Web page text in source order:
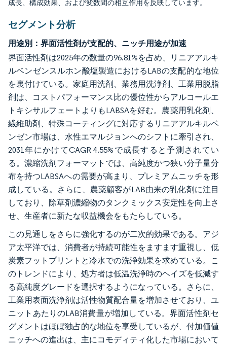
成長、構成効果、および変数間の相互作用を反映しています。
セグメント分析
用途別：界面活性剤が支配的、ニッチ用途が加速
界面活性剤は2025年の数量の96.81%を占め、リニアアルキ
ルベンゼンスルホン酸塩製造におけるLABの支配的な地位
を裏付けている。家庭用洗剤、業務用洗浄剤、工業用脱脂
剤は、コストパフォーマンス比の優位性からアルコールエ
トキシサルフェートよりもLABSAを好む。農薬用乳化剤、
繊維助剤、特殊コーティングに対応するリニアアルキルベ
ンゼン市場は、水性エマルジョンへのシフトに牽引され、
2031年にかけてCAGR 4.55%で成長すると予測されてい
る。濃縮洗剤フォーマットでは、高純度かつ狭い分子量分
布を持つLABSAへの需要が高まり、プレミアムニッチを形
成している。さらに、農薬顧客がLAB由来の乳化剤に注目
しており、除草剤濃縮物のタンクミックス安定性を向上さ
せ、生産者に新たな収益機会をもたらしている。
この見通しをさらに強化するのが二次的効果である。アジ
ア太平洋では、消費者が持続可能性をますます重視し、低
炭素フットプリントと冷水での洗浄効果を求めている。こ
のトレンドにより、処方者は低温洗浄時のヘイズを低減す
る高純度グレードを選択するようになっている。さらに、
工業用表面洗浄剤は活性物質配合量を増加させており、ユ
ニットあたりのLAB消費量が増加している。界面活性剤セ
グメントはほぼ独占的な地位を享受しているが、付加価値
ニッチへの進出は、主にコモディティ化した市場において